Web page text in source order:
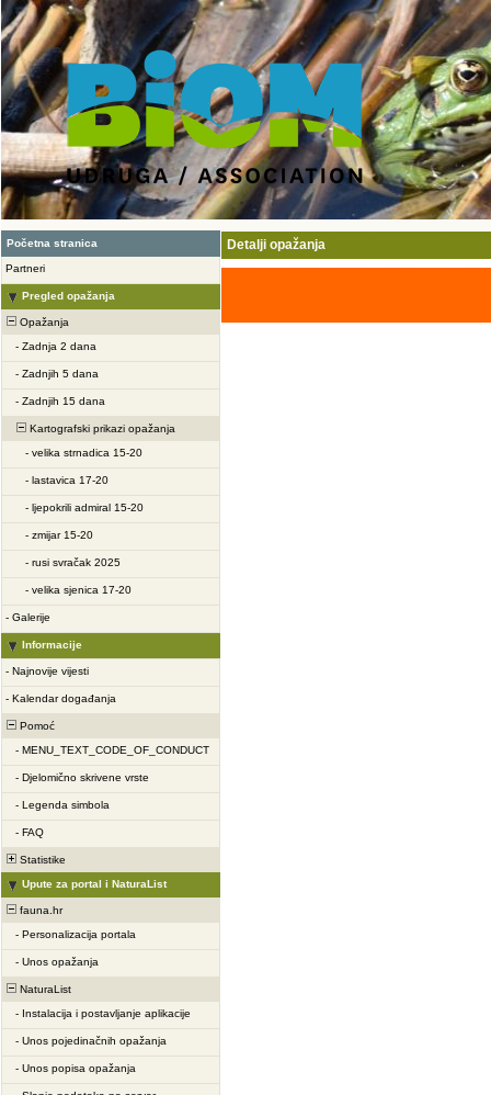
Početna stranica
Partneri
Pregled opažanja
Opažanja
- Zadnja 2 dana
- Zadnjih 5 dana
- Zadnjih 15 dana
Kartografski prikazi opažanja
- velika strnadica 15-20
- lastavica 17-20
- ljepokrili admiral 15-20
- zmijar 15-20
- rusi svračak 2025
- velika sjenica 17-20
- Galerije
Informacije
- Najnovije vijesti
- Kalendar događanja
Pomoć
- MENU_TEXT_CODE_OF_CONDUCT
- Djelomično skrivene vrste
- Legenda simbola
- FAQ
Statistike
Upute za portal i NaturaList
fauna.hr
- Personalizacija portala
- Unos opažanja
NaturaList
- Instalacija i postavljanje aplikacije
- Unos pojedinačnih opažanja
- Unos popisa opažanja
Detalji opažanja